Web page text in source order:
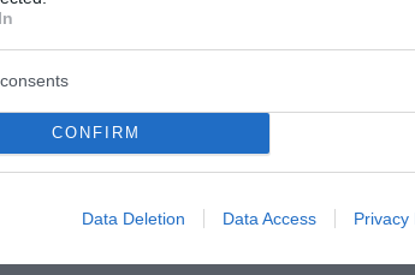
CONFIRM
Data Deletion Data Access Privacy
των ορίων νομιμότητας από το
κάνουμε». Όπως ανέφερε, «το να
της νομιμότητας», ενώ επανέλαβε ότι η
νόμο.
πίσω και τα σύνορά μας τα φυλάμε», είπε